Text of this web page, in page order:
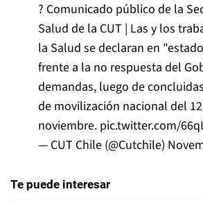
? Comunicado público de la
Salud de la CUT | Las y los
la Salud se declaran en
frente a la no respuesta del
demandas, luego de
de movilización nacional del
noviembre. pic.twitter.com/
— CUT Chile (@Cutchile)
Te puede interesar